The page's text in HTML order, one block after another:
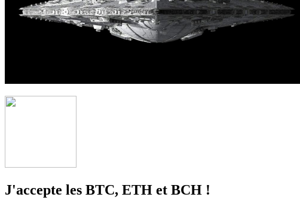
J'accepte les BTC, ETH et BCH !